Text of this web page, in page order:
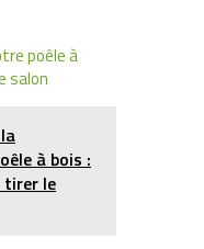
poêle à
salon
à bois :
tirer le